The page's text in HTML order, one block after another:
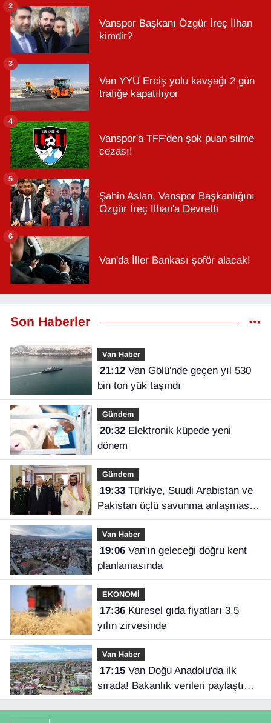
Vanspor Başkanı Özgür İreç İlhan
kimdir?
2
Van YYÜ Erciş yolu kavşağı 2 gün
trafiğe kapatılıyor
3
Vanspor'a TFF'den şok puan silme
cezası!
4
Şahin Aslan, Vanspor Başkanlığını
Özgür İreç İlhan'a Devretti
5
Van'da İller Bankası şoför alacak!
6
Son Haberler
Van Haber
21:12Van Gölü'nde geçen yıl 530
bin ton yük taşındı
Gündem
20:32Elektronik küpede yeni
dönem
Gündem
19:33Türkiye, Suudi Arabistan ve
Pakistan üçlü savunma anlaşması
imzaladı
Van Haber
19:06Van'ın geleceği doğru kent
planlamasında
EKONOMİ
17:36Küresel gıda fiyatları 3,5
yılın zirvesinde
Van Haber
17:15Van Doğu Anadolu'da ilk
sırada! Bakanlık verileri paylaştı…